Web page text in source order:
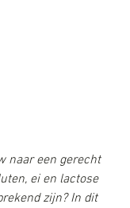
naar een gerecht
ei en lactose
zijn? In dit